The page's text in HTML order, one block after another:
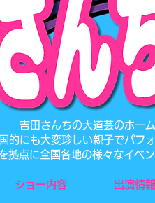
吉田さんちの大道芸のホー
的にも大変珍しい親子でパフ
拠点に全国各地の様々なイベ
ショー内容 出演情報